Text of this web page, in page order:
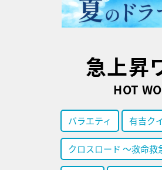
急上昇
HOT
バラエティ 有吉ク
クロスロード ～救命救